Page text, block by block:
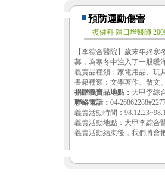
預防運動傷害
復健科 陳日增醫師
【李綜合醫院】歲末年終
募，為寒冬中注入了一股暖
義賣品種類：家電用品、玩
書籍種類：文學著作、散文
捐贈義賣品地點： 大甲李綜
聯絡電話： 04-
義賣活動時間：
義賣活動地點：大甲李
義賣活動結束後，我們將會